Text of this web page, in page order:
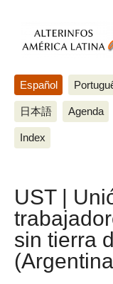
Español
日本語 Agenda
Index
UST |
sin tierra